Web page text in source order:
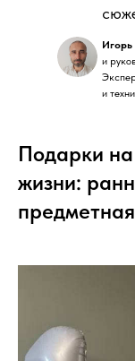
Игорь
и
и
Подарки
жизни: